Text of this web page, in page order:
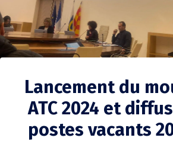
Lancement du
ATC 2024 et
postes vacants